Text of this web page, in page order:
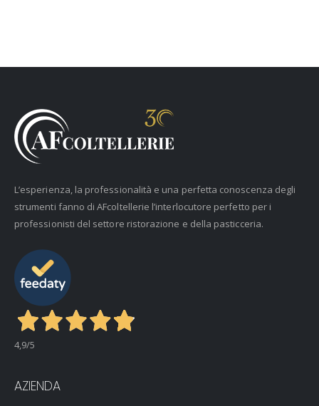
L’esperienza, la professionalità e una perfetta conoscenza degli
strumenti fanno di AFcoltellerie l’interlocutore perfetto per i
professionisti del settore ristorazione e della pasticceria.
4,9/5
AZIENDA